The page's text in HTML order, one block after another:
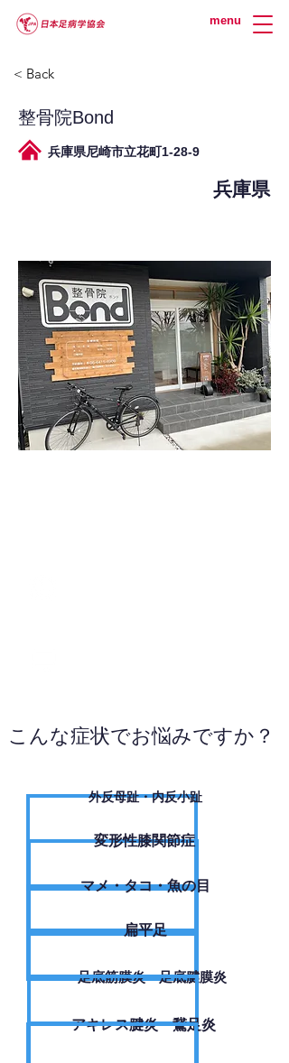
menu
< Back
整骨院Bond
兵庫県尼崎市立花町1-28-9
兵庫県
こんな症状でお悩みですか？
外反母趾・内反小趾
変形性膝関節症
​マメ・タコ・魚の目
扁平足
足底筋膜炎・足底腱膜炎
アキレス腱炎・鵞足炎